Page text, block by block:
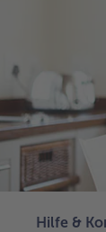
Hilfe &